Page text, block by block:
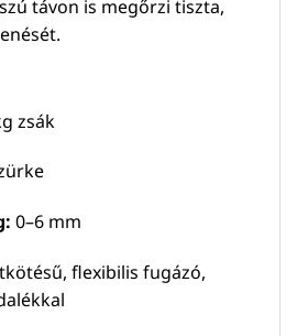
távon is megőrzi tiszta,
zsák
0–6 mm
flexibilis fugázó,